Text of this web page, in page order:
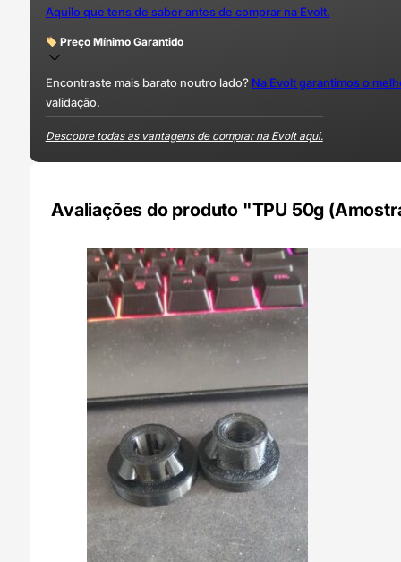
Aquilo que tens de saber antes de comprar na Evolt.
Preço Mínimo Garantido
Encontraste mais barato noutro lado? Na Evolt garantimos o
validação.
Descobre todas as vantagens de comprar na Evolt aqui.
Avaliações do produto "TPU 50g